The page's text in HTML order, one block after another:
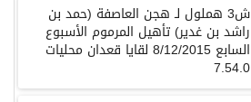
ش3 هملول لـ هجن العاصفة (حمد بن
راشد بن غدير) تأهيل المرموم الأسبوع
السابع 8/12/2015 لقايا قعدان محليات
7.54.0